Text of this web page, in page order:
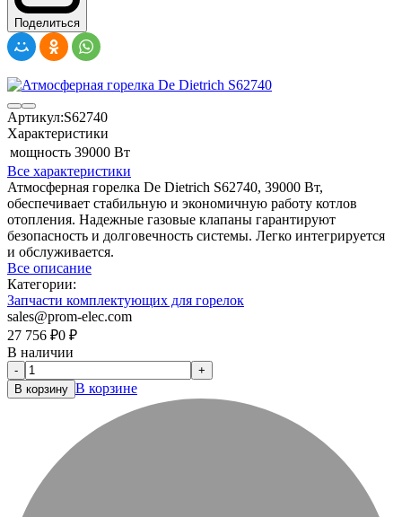
Поделиться
Артикул:S62740
Характеристики
мощность 39000 Вт
Все характеристики
Атмосферная горелка De Dietrich S62740, 39000 Вт,
обеспечивает стабильную и экономичную работу котлов
отопления. Надежные газовые клапаны гарантируют
безопасность и долговечность системы. Легко интегрируется
и обслуживается.
Все описание
Категории:
Запчасти комплектующих для горелок
sales@prom-elec.com
27 756 ₽0 ₽
В наличии
-
+
В корзину В корзине